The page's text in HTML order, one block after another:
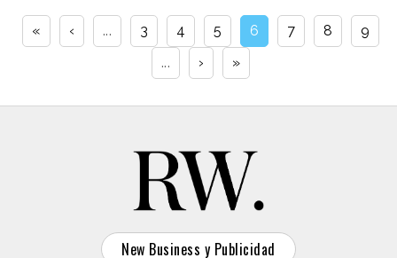
« ‹ ... 3 4 5 6 7 8
9
...
› »
New Business y Publicidad